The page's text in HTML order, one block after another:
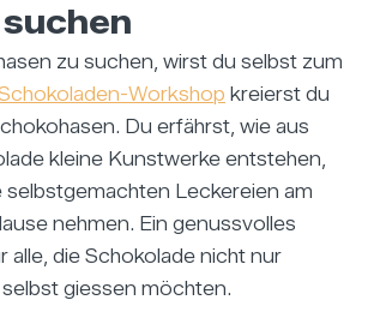
zu suchen, wirst du selbst zum
Workshop kreierst du
Du erfährst, wie aus
kleine Kunstwerke entstehen,
selbstgemachten Leckereien am
nehmen. Ein genussvolles
alle, die Schokolade nicht nur
giessen möchten.